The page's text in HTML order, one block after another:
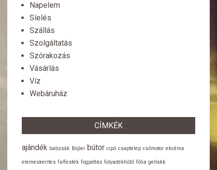
Napelem
Síelés
Szállás
Szolgáltatás
Szórakozás
Vásárlás
Víz
Webáruház
CÍMKÉK
ajándék babzsák Bojler bútor cipő csaptelep csőmotor ekcéma
elemeskerites falfesték fogpótlás folyadékhűtő fólia gellakk